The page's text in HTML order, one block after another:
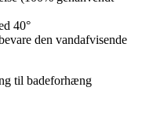
40°
den vandafvisende
til badeforhæng